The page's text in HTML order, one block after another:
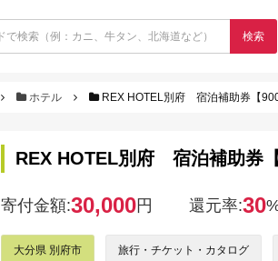
検索
ホテル REX HOTEL別府 宿泊補助券【
REX HOTEL別府 宿泊補助券【
寄付金額:30,000円 還元率:30
大分県 別府市 旅行・チケット・カタログ